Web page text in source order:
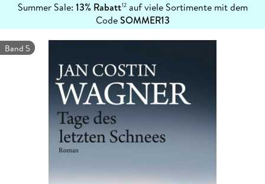
Summer Sale: 13% Rabatt12auf viele Sortimente mit dem
CodeSOMMER13
erfahren
Band 5